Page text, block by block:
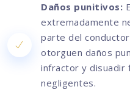
Daños punitivos:
extremadamente
parte del
otorguen daños
infractor y disuadir
negligentes.